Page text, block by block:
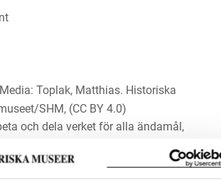
Media: Toplak, Matthias. Historiska
SHM, (CC BY 4.0)
och dela verket för alla ändamål,
och licensgivare.